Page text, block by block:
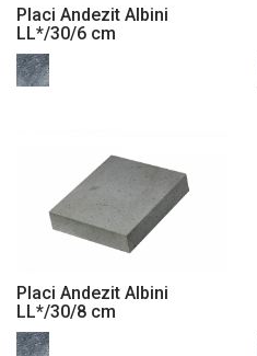
Placi Andezit Albini
LL*/30/6 cm
Placi Andezit Albini
LL*/30/8 cm